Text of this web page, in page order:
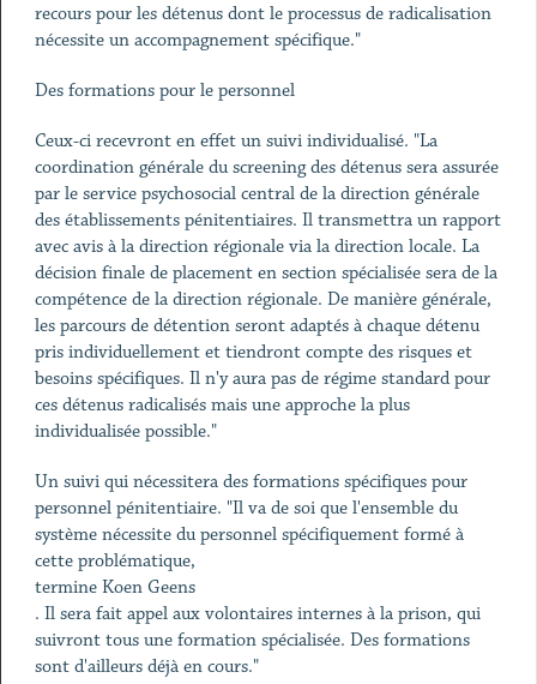
recours pour les détenus dont le processus de radicalisation
nécessite un accompagnement spécifique."
Des formations pour le personnel
Ceux-ci recevront en effet un suivi individualisé. "La
coordination générale du screening des détenus sera assurée
par le service psychosocial central de la direction générale
des établissements pénitentiaires. Il transmettra un rapport
avec avis à la direction régionale via la direction locale. La
décision finale de placement en section spécialisée sera de la
compétence de la direction régionale. De manière générale,
les parcours de détention seront adaptés à chaque détenu
pris individuellement et tiendront compte des risques et
besoins spécifiques. Il n'y aura pas de régime standard pour
ces détenus radicalisés mais une approche la plus
individualisée possible."
Un suivi qui nécessitera des formations spécifiques pour
personnel pénitentiaire. "Il va de soi que l'ensemble du
système nécessite du personnel spécifiquement formé à
cette problématique,
termine Koen Geens
. Il sera fait appel aux volontaires internes à la prison, qui
suivront tous une formation spécialisée. Des formations
sont d'ailleurs déjà en cours."